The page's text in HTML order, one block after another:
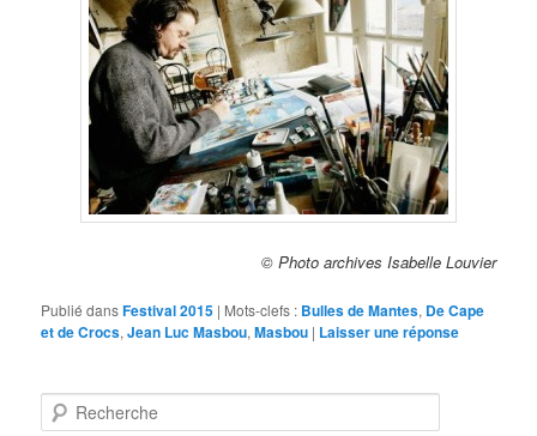
© Photo archives Isabelle Louvier
Publié dansFestival 2015 | Mots-clefs : Bulles de Mantes, De Cape
et de Crocs,Jean Luc Masbou,Masbou | Laisser une réponse
Recherche